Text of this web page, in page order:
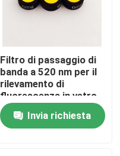
Filtro di passaggio di
banda a 520 nm per il
rilevamento di
fluorescenza in vetro
ottico PCR
Invia richiesta